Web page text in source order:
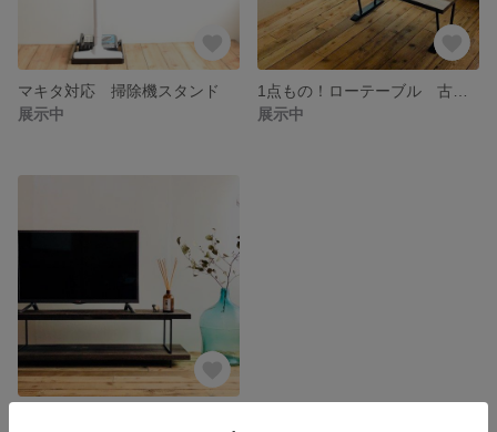
マキタ対応 掃除機スタンド
展示中
展示中